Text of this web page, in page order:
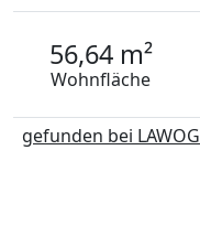
56,64 m²
Wohnfläche
gefunden bei LAWOG